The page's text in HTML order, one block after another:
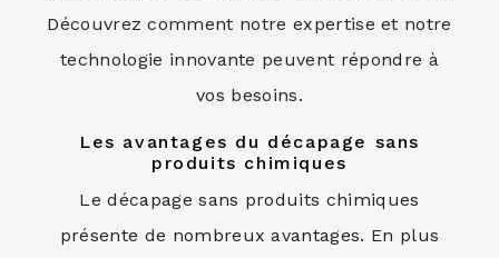
Découvrez comment notre expertise et notre
technologie innovante peuvent répondre à
vos besoins.
Les avantages du décapage sans
produits chimiques
Le décapage sans produits chimiques
présente de nombreux avantages. En plus